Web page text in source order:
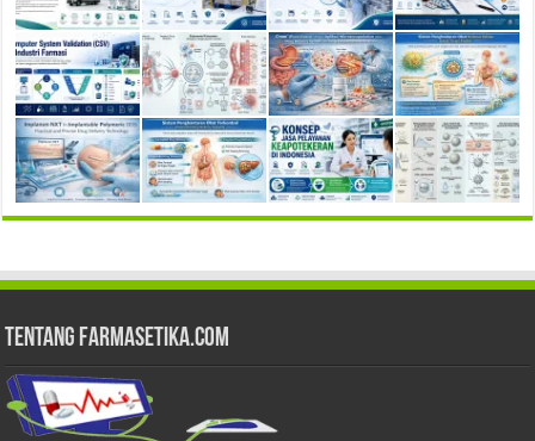
Tentang Farmasetika.com